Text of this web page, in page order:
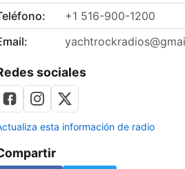
+1 516-900-1200
sociales
esta información de radio